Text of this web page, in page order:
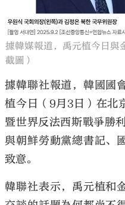
大公
據韓媒報道，禹元植今日與
截圖）
據韓聯社報道，韓國國
植今日（9月3日）在北
暨世界反法西斯戰爭勝
與朝鮮勞動黨總書記、
致意。
韓聯社表示，禹元植和